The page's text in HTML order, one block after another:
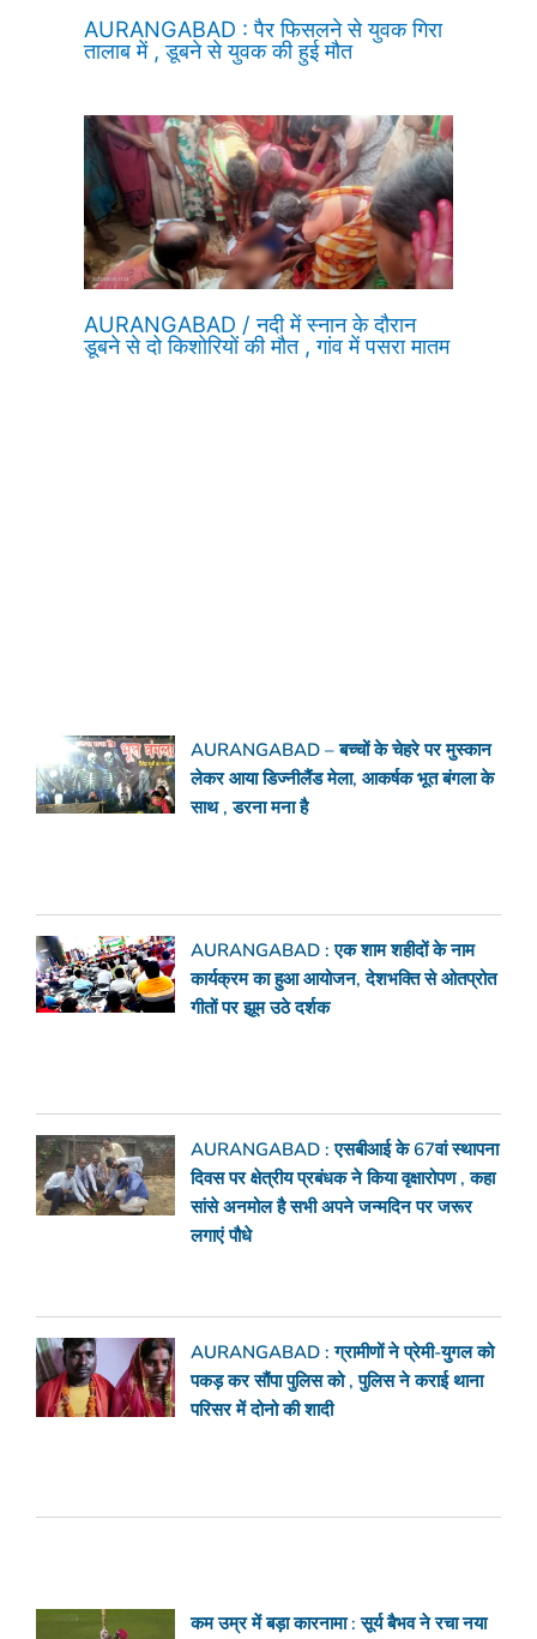
AURANGABAD : पैर फिसलने से युवक गिरा
तालाब में , डूबने से युवक की हुई मौत
AURANGABAD / नदी में स्नान के दौरान
डूबने से दो किशोरियों की मौत , गांव में पसरा मातम
AURANGABAD – बच्चों के चेहरे पर मुस्कान
लेकर आया डिज्नीलैंड मेला, आकर्षक भूत बंगला के
साथ , डरना मना है
AURANGABAD : एक शाम शहीदों के नाम
कार्यक्रम का हुआ आयोजन, देशभक्ति से ओतप्रोत
गीतों पर झूम उठे दर्शक
AURANGABAD : एसबीआई के 67वां स्थापना
दिवस पर क्षेत्रीय प्रबंधक ने किया वृक्षारोपण , कहा
सांसे अनमोल है सभी अपने जन्मदिन पर जरूर
लगाएं पौधे
AURANGABAD : ग्रामीणों ने प्रेमी-युगल को
पकड़ कर सौंपा पुलिस को , पुलिस ने कराई थाना
परिसर में दोनो की शादी
कम उम्र में बड़ा कारनामा : सूर्य बैभव ने रचा नया